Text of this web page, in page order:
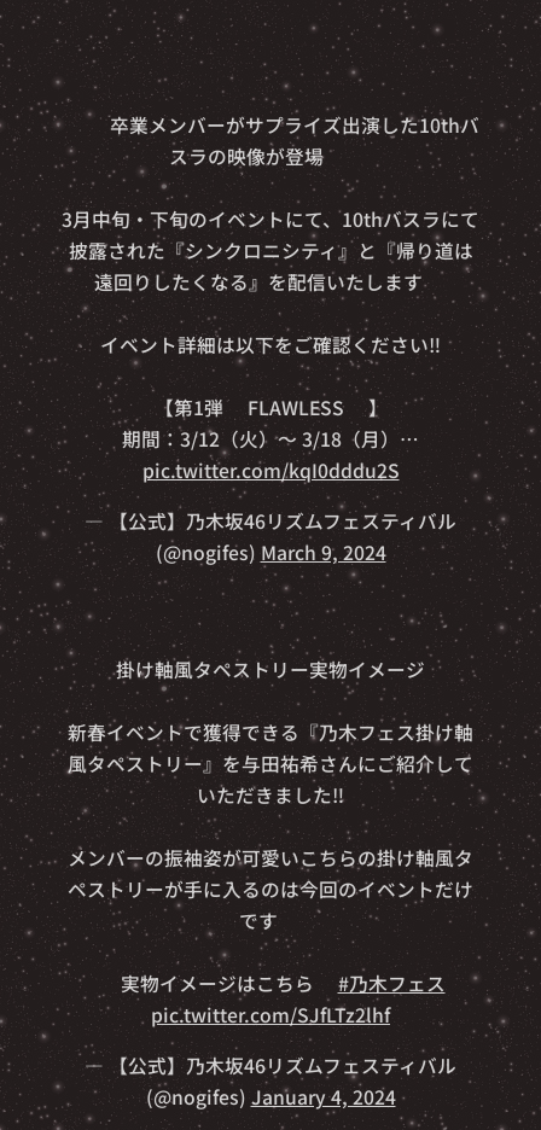
✨🎊卒業メンバーがサプライズ出演した10thバ
スラの映像が登場🎊✨
3月中旬・下旬のイベントにて、10thバスラにて
披露された『シンクロニシティ』と『帰り道は
遠回りしたくなる』を配信いたします🎉
イベント詳細は以下をご確認ください‼️
【第1弾👑FLAWLESS👑】
期間：3/12（火）～ 3/18（月）…
pic.twitter.com/kqI0dddu2S
— 【公式】乃木坂46リズムフェスティバル
(@nogifes) March 9, 2024
📸掛け軸風タペストリー実物イメージ📸
新春イベントで獲得できる『乃木フェス掛け軸
風タペストリー』を与田祐希さんにご紹介して
いただきました‼️
メンバーの振袖姿が可愛いこちらの掛け軸風タ
ペストリーが手に入るのは今回のイベントだけ
です✨
⏬実物イメージはこちら⏬ #乃木フェス
pic.twitter.com/SJfLTz2lhf
— 【公式】乃木坂46リズムフェスティバル
(@nogifes) January 4, 2024